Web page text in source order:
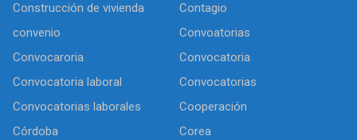
Construcción de vivienda
Contagio
convenio
Convoatorias
Convocaroria
Convocatoria
Convocatoria laboral
Convocatorias
Convocatorias laborales
Cooperación
Córdoba
Corea